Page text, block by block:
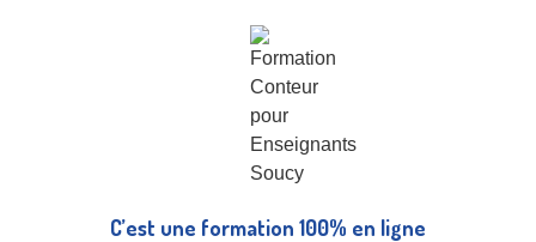
C’est une formation 100% en ligne